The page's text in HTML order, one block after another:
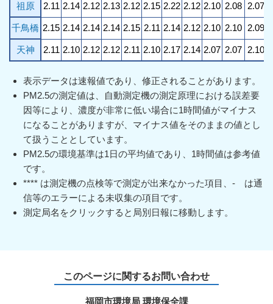
祖原 2.11 2.14 2.12 2.13 2.12 2.15 2.22 2.12 2.10 2.08 2.07
千鳥橋 2.15 2.14 2.14 2.14 2.15 2.11 2.14 2.12 2.10 2.10 2.09
天神 2.11 2.10 2.12 2.12 2.11 2.10 2.17 2.14 2.07 2.07 2.10
表示データは速報値であり、修正されることがあります。
PM2.5の測定値は、自動測定機の測定原理における誤差要
因等により、濃度が非常に低い場合に1時間値がマイナス
になることがありますが、マイナス値をそのままの値とし
て扱うこととしています。
PM2.5の環境基準は1日の平均値であり、1時間値は参考値
です。
**** は測定機の点検等で測定が出来なかった項目、- は通
信等のエラーによる未収集の項目です。
測定局名をクリックすると局別日報に移動します。
このページに関するお問い合わせ
福岡市環境局 環境保全課